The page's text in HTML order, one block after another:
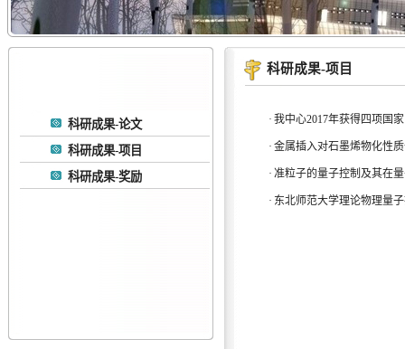
科研成果-论文
科研成果-项目
科研成果-奖励
科研成果-项目
· 我中心2017年获得四项国
· 金属插入对石墨烯物化性
· 准粒子的量子控制及其在
· 东北师范大学理论物理量